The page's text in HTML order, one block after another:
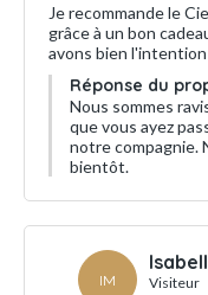
Je recommande le
grâce à un bon
avons bien
Réponse du
Nous sommes
que vous ayez
notre compagnie.
bientôt.
IM Visiteur